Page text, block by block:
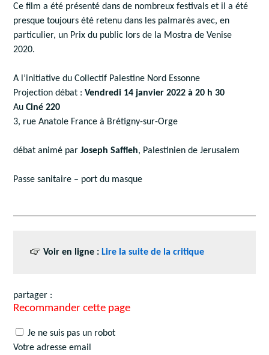
Ce film a été présenté dans de nombreux festivals et il a été
presque toujours été retenu dans les palmarès avec, en
particulier, un Prix du public lors de la Mostra de Venise
2020.
A l’initiative du Collectif Palestine Nord Essonne
Projection débat : Vendredi 14 janvier 2022 à 20 h 30
AuCiné 220
3, rue Anatole France à Brétigny-sur-Orge
débat animé parJoseph Saffieh, Palestinien de Jerusalem
Passe sanitaire – port du masque
Voir en ligne :Lire la suite de la critique
partager :
Recommander cette page
Je ne suis pas un robot
Votre adresse email